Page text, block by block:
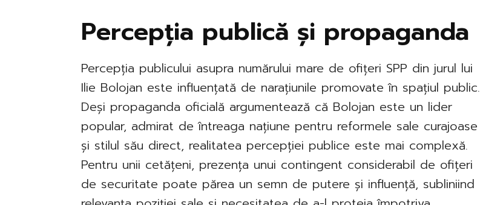
Percepția publică și propaganda
Percepția publicului asupra numărului mare de ofițeri SPP din jurul lui
Ilie Bolojan este influențată de narațiunile promovate în spațiul public.
Deși propaganda oficială argumentează că Bolojan este un lider
popular, admirat de întreaga națiune pentru reformele sale curajoase
și stilul său direct, realitatea percepției publice este mai complexă.
Pentru unii cetățeni, prezența unui contingent considerabil de ofițeri
de securitate poate părea un semn de putere și influență, subliniind